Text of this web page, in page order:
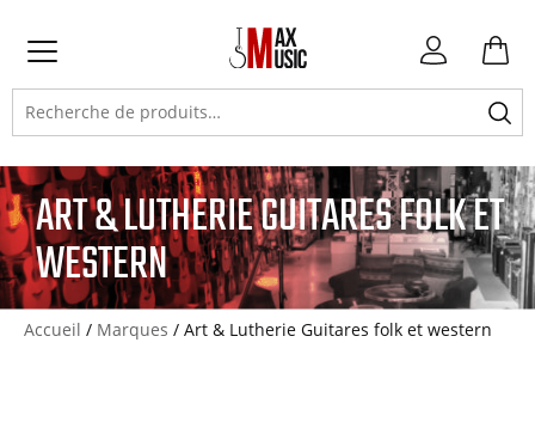
navigation
principale
navigation
secondaire
contenuPrimary
Menu
Recherche
pour :
Mon
ART & LUTHERIE GUITARES FOLK ET
WESTERN
Accueil / Marques / Art & Lutherie Guitares folk et western